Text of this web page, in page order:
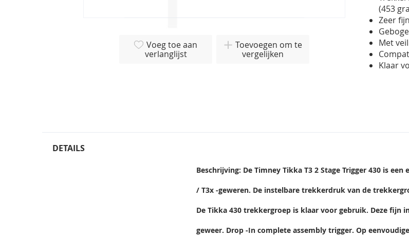
Voeg toe aan
verlanglijst
Toevoegen om te
vergelijken
(453
Zeer
Met
Klaar
DETAILS
Beschrijving: De Timney Tikka T3 2 Stage Trigger 430 is
/ T3x -geweren. De instelbare trekkerdruk van de
De Tikka 430 trekkergroep is klaar voor gebruik. Deze fijn
geweer. Drop -In complete assembly trigger. Op